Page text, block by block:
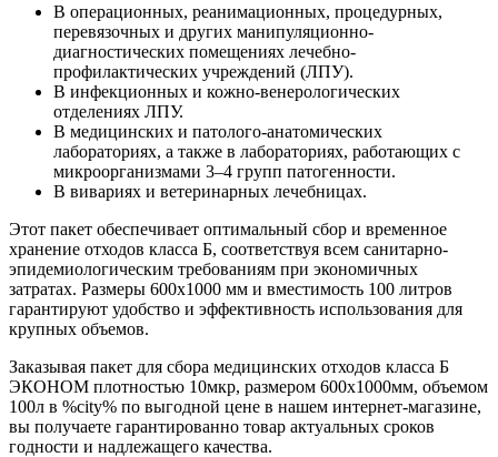
В операционных, реанимационных, процедурных,
перевязочных и других манипуляционно-
диагностических помещениях лечебно-
профилактических учреждений (ЛПУ).
В инфекционных и кожно-венерологических
отделениях ЛПУ.
В медицинских и патолого-анатомических
лабораториях, а также в лабораториях, работающих с
микроорганизмами 3–4 групп патогенности.
В вивариях и ветеринарных лечебницах.
Этот пакет обеспечивает оптимальный сбор и временное
хранение отходов класса Б, соответствуя всем санитарно-
эпидемиологическим требованиям при экономичных
затратах. Размеры 600x1000 мм и вместимость 100 литров
гарантируют удобство и эффективность использования для
крупных объемов.
Заказывая пакет для сбора медицинских отходов класса Б
ЭКОНОМ плотностью 10мкр, размером 600х1000мм, объемом
100л в %city% по выгодной цене в нашем интернет-магазине,
вы получаете гарантированно товар актуальных сроков
годности и надлежащего качества.